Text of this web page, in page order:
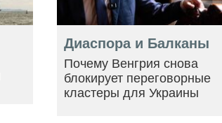
Диаспора и Балканы
Почему Венгрия снова
блокирует переговорные
кластеры для Украины